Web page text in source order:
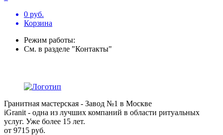
0 руб.
Корзина
Режим работы:
См. в разделе "Контакты"
Гранитная мастерская - Завод №1 в Москве
iGranit - одна из лучших компаний в области ритуальных
услуг. Уже более 15 лет.
от 9715 руб.